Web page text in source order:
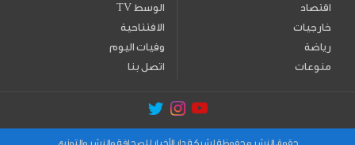
اقتصاد
خارجيات
رياضة
منوعات
TV الوسط
الافتتاحية
وفيات اليوم
اتصل بنا
حقوق النشر محفوظة لشركة دار الأخبار للصحافة والنشر والتوزيع